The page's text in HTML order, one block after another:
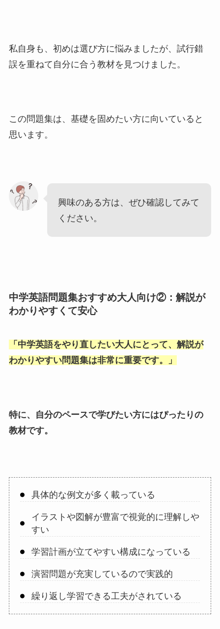
私自身も、初めは選び方に悩みましたが、試行錯
誤を重ねて自分に合う教材を見つけました。
この問題集は、基礎を固めたい方に向いていると
思います。
興味のある方は、ぜひ確認してみて
ください。
中学英語問題集おすすめ大人向け②：解説が
わかりやすくて安心
「 中学英語をやり直したい大人にとって、解説が
わかりやすい問題集は非常に重要です。
」
特に、自分のペースで学びたい方にはぴったりの
教材です。
具体的な例文が多く載っている
イラストや図解が豊富で視覚的に理解しや
すい
学習計画が立てやすい構成になっている
演習問題が充実しているので実践的
繰り返し学習できる工夫がされている